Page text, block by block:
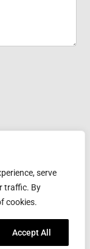
serve
traffic. By
cookies.
Accept All
江高科技园区郭
812 3820